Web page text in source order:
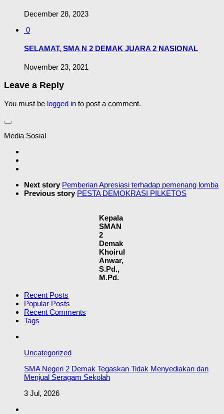
December 28, 2023
0
SELAMAT, SMA N 2 DEMAK JUARA 2 NASIONAL
November 23, 2021
Leave a Reply
You must be logged in to post a comment.
Media Sosial
Next story Pemberian Apresiasi terhadap pemenang lomba
Previous story PESTA DEMOKRASI PILKETOS
Kepala
SMAN
2
Demak
Khoirul
Anwar,
S.Pd.,
M.Pd.
Recent Posts
Popular Posts
Recent Comments
Tags
Uncategorized
SMA Negeri 2 Demak Tegaskan Tidak Menyediakan dan
Menjual Seragam Sekolah
3 Jul, 2026